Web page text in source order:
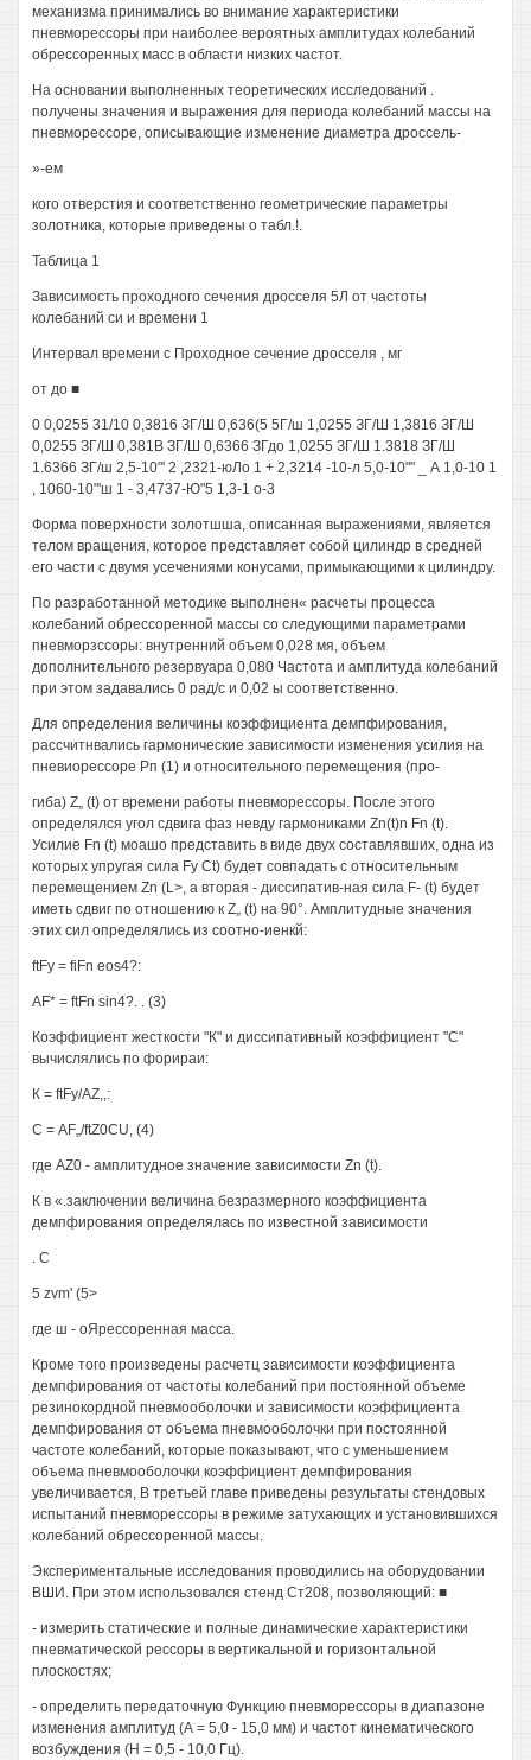
механизма принимались во внимание характеристики
пневморессоры при наиболее вероятных амплитудах колебаний
обрессоренных масс в области низких частот.
На основании выполненных теоретических исследований .
получены значения и выражения для периода колебаний массы на
пневморессоре, описывающие изменение диаметра дроссель-
»-ем
кого отверстия и соответственно геометрические параметры
золотника, которые приведены о табл.!.
Таблица 1
Зависимость проходного сечения дросселя 5Л от частоты
колебаний си и времени 1
Интервал времени с Проходное сечение дросселя , мг
от до ■
0 0,0255 31/10 0,3816 ЗГ/Ш 0,636(5 5Г/ш 1,0255 ЗГ/Ш 1,3816 ЗГ/Ш
0,0255 ЗГ/Ш 0,381В ЗГ/Ш 0,6366 ЗГдо 1,0255 ЗГ/Ш 1.3818 ЗГ/Ш
1.6366 ЗГ/ш 2,5-10"' 2 ,2321-юЛо 1 + 2,3214 -10-л 5,0-10"" _ А 1,0-10 1
, 1060-10"'ш 1 - 3,4737-Ю"5 1,3-1 о-3
Форма поверхности золотшша, описанная выражениями, является
телом вращения, которое представляет собой цилиндр в средней
его части с двумя усечениями конусами, примыкающими к цилиндру.
По разработанной методике выполнен« расчеты процесса
колебаний обрессоренной массы со следующими параметрами
пневморзссоры: внутренний объем 0,028 мя, объем
дополнительного резервуара 0,080 Частота и амплитуда колебаний
при этом задавались 0 рад/с и 0,02 ы соответственно.
Для определения величины коэффициента демпфирования,
рассчитнвались гармонические зависимости изменения усилия на
пневиорессоре Рп (1) и относительного перемещения (про-
гиба) Z„ (t) от времени работы пневморессоры. После этого
определялся угол сдвига фаз невду гармониками Zn(t)n Fn (t).
Усилие Fn (t) моашо представить в виде двух составлявших, одна из
которых упругая сила Fy Сt) будет совпадать с относительным
перемещением Zn (L>, а вторая - диссипатив-ная сила F- (t) будет
иметь сдвиг по отношению к Z„ (t) на 90°. Амплитудные значения
этих сил определялись из соотно-иенкй:
ftFy = fiFn eos4?:
AF* = ftFn sin4?. . (3)
Коэффициент жесткости "К" и диссипативный коэффициент "С"
вычислялись по форираи:
К = ftFy/AZ,,:
С = AF„/ftZ0CU, (4)
где AZ0 - амплитудное значение зависимости Zn (t).
К в «.заключении величина безразмерного коэффициента
демпфирования определялась по известной зависимости
. С
5 zvm' (5>
где ш - оЯрессоренная масса.
Кроме того произведены расчетц зависимости коэффициента
демпфирования от частоты колебаний при постоянной объеме
резинокордной пневмооболочки и зависимости коэффициента
демпфирования от объема пневмооболочки при постоянной
частоте колебаний, которые показывают, что с уменьшением
объема пневмооболочки коэффициент демпфирования
увеличивается, В третьей главе приведены результаты стендовых
испытаний пневморессоры в режиме затухающих и установившихся
колебаний обрессоренной массы.
Экспериментальные исследования проводились на оборудовании
ВШИ. При этом использовался стенд Ст208, позволяющий: ■
- измерить статические и полные динамические характеристики
пневматической рессоры в вертикальной и горизонтальной
плоскостях;
- определить передаточную Функцию пневморессоры в диапазоне
изменения амплитуд (А = 5,0 - 15,0 мм) и частот кинематического
возбуждения (Н = 0,5 - 10,0 Гц).